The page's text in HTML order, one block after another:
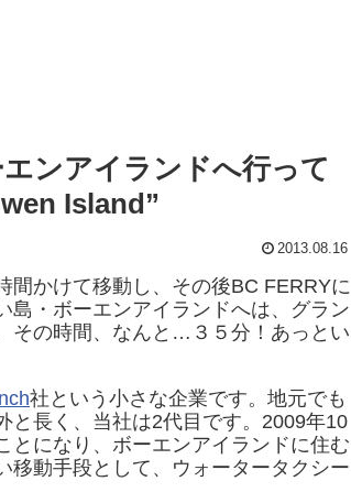
ンアイランドへ行って
Island”
2013.08.16
間かけて移動し、その後BC FERRYに
島・ボーエンアイランドへは、グラン
その時間、なんと…３５分！あっとい
社という小さな企業です。地元でも
と長く、当社は2代目です。2009年10
とになり、ボーエンアイランドに住む
移動手段として、ウォータータクシー